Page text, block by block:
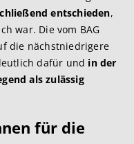
entschieden,
war. Die vom BAG
die nächstniedrigere
dafür und in der
als zulässig
für die